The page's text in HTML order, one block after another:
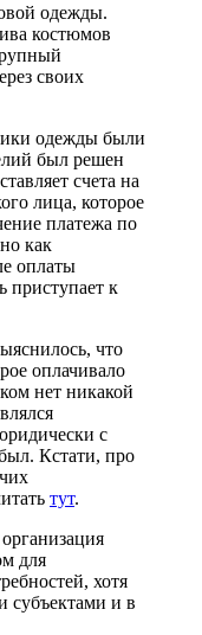
одежды.
костюмов
своих
одежды были
был решен
счета на
лица, которое
платежа по
как
оплаты
приступает к
что
оплачивало
нет никакой
с
Кстати, про
тут.
для
хотя
субъектами и в